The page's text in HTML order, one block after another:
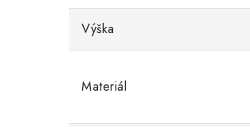
Výška
Materiál